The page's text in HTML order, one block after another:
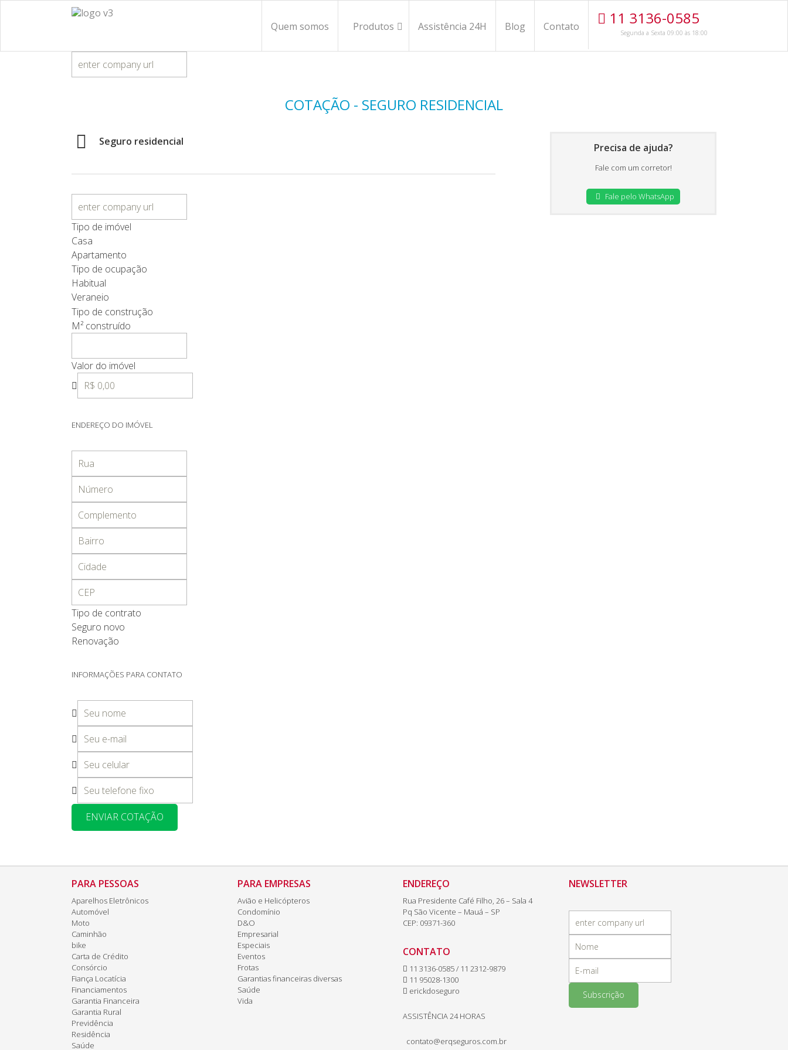
11 3136-0585
Segunda a Sexta 09:00 às 18:00
Contato
Blog
Assistência 24H
Produtos
Quem somos
COTAÇÃO - SEGURO RESIDENCIAL
Seguro residencial
Tipo de imóvel
Casa
Apartamento
Tipo de ocupação
Habitual
Veraneio
Tipo de construção
M² construído
Valor do imóvel
ENDEREÇO DO IMÓVEL
Tipo de contrato
Seguro novo
Renovação
INFORMAÇÕES PARA CONTATO
ENVIAR COTAÇÃO
Precisa de ajuda?
Fale com um corretor!
Fale pelo WhatsApp
PARA PESSOAS
Aparelhos Eletrônicos
Automóvel
Moto
Caminhão
bike
Carta de Crédito
Consórcio
Fiança Locatícia
Financiamentos
Garantia Financeira
Garantia Rural
Previdência
Residência
Saúde
PARA EMPRESAS
Avião e Helicópteros
Condomínio
D&O
Empresarial
Especiais
Eventos
Frotas
Garantias financeiras diversas
Saúde
Vida
ENDEREÇO
Rua Presidente Café Filho, 26 – Sala 4
Pq São Vicente – Mauá – SP
CEP: 09371-360
CONTATO
11 3136-0585 / 11 2312-9879
11 95028-1300
erickdoseguro
ASSISTÊNCIA 24 HORAS
contato@erqseguros.com.br
NEWSLETTER
Subscrição